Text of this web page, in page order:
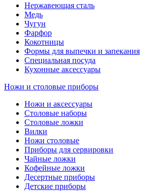
Нержавеющая сталь
Медь
Чугун
Фарфор
Кокотницы
Формы для выпечки и запекания
Специальная посуда
Кухонные аксессуары
Ножи и столовые приборы
Ножи и аксессуары
Столовые наборы
Столовые ложки
Вилки
Ножи столовые
Приборы для сервировки
Чайные ложки
Кофейные ложки
Десертные приборы
Детские приборы